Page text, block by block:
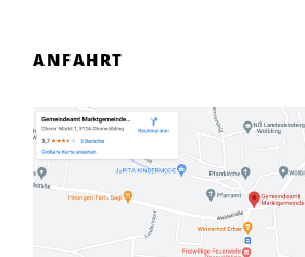
ANFAHRT